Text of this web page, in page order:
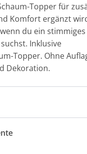
Topper für
Komfort ergänzt
du ein stimmiges
Inklusive
Topper. Ohne
Dekoration.